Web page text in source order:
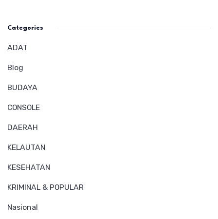
Categories
ADAT
Blog
BUDAYA
CONSOLE
DAERAH
KELAUTAN
KESEHATAN
KRIMINAL & POPULAR
Nasional